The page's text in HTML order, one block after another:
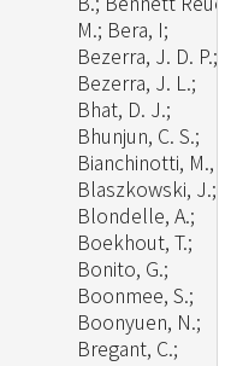
M.; Bera, I;
Bezerra, J. D. P.;
Bezerra, J. L.;
Bhat, D. J.;
Bhunjun, C. S.;
Bianchinotti, M.,
Blaszkowski, J.;
Blondelle, A.;
Boekhout, T.;
Bonito, G.;
Boonmee, S.;
Boonyuen, N.;
Bregant, C.;